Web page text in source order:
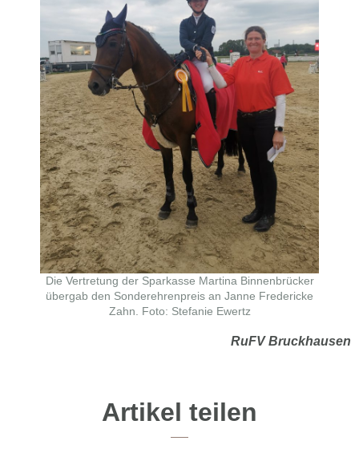
Die Vertretung der Sparkasse Martina Binnenbrücker
übergab den Sonderehrenpreis an Janne Fredericke
Zahn. Foto: Stefanie Ewertz
RuFV Bruckhausen
Artikel teilen